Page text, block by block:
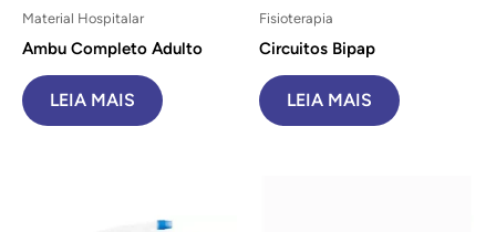
Material Hospitalar
Ambu Completo Adulto
LEIA MAIS
Fisioterapia
Circuitos Bipap
LEIA MAIS